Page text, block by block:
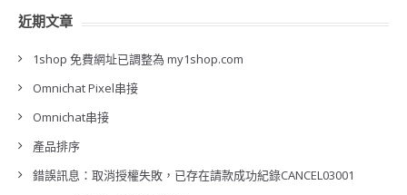
近期文章
1shop 免費網址已調整為 my1shop.com
Omnichat Pixel串接
Omnichat串接
產品排序
錯誤訊息：取消授權失敗，已存在請款成功紀錄CANCEL03001